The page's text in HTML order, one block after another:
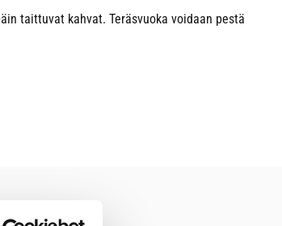
taittuvat kahvat. Teräsvuoka voidaan pestä